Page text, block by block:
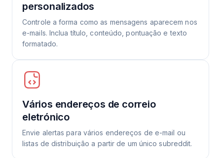
personalizados
Controle a forma como as mensagens aparecem nos
e-mails. Inclua título, conteúdo, pontuação e texto
formatado.
Vários endereços de correio
eletrónico
Envie alertas para vários endereços de e-mail ou
listas de distribuição a partir de um único subreddit.